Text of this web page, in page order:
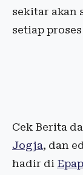
sekitar akan
setiap
Cek Berita
Jogja, dan
hadir di